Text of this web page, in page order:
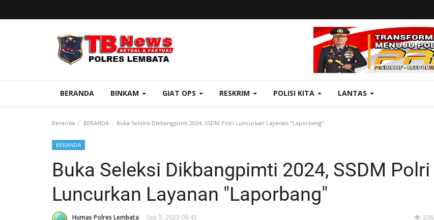
BERANDA BINKAM GIAT OPS RESKRIM POLISI KITA LANTAS
Beranda BERANDA Buka Seleksi Dikbangpimti 2024, SSDM Polri Luncurkan Layanan "Laporbang"
BERANDA
Buka Seleksi Dikbangpimti 2024, SSDM Polri
Luncurkan Layanan "Laporbang"
Humas Polres Lembata Sep 5, 2023 09:45 208